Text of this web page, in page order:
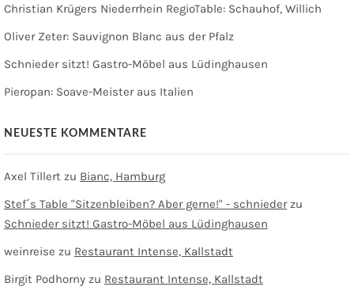
Christian Krügers Niederrhein RegioTable: Schauhof, Willich
Oliver Zeter: Sauvignon Blanc aus der Pfalz
Schnieder sitzt! Gastro-Möbel aus Lüdinghausen
Pieropan: Soave-Meister aus Italien
NEUESTE KOMMENTARE
Axel Tillert zu Bianc, Hamburg
Stef´s Table "Sitzenbleiben? Aber gerne!" - schniederzu
Schnieder sitzt! Gastro-Möbel aus Lüdinghausen
weinreise zu Restaurant Intense, Kallstadt
Birgit Podhorny zu Restaurant Intense, Kallstadt